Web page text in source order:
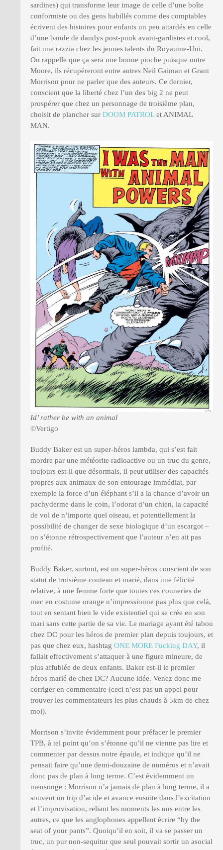
sardines) qui transforme leur image de celle d’une boîte
conformiste ou des gens habillés comme des comptables
écrivent des histoires pour enfants un peu attardés en celle
d’une bande de dandys post-punk avant-gardistes et cool,
fait une razzia chez les jeunes talents du Royaume-Uni.
On rappelle que ça sera une bonne pioche puisque outre
Moore, ils récupéreront entre autres Neil Gaiman et Grant
Morrison pour ne parler que des auteurs. Ce dernier,
conscient que la liberté chez l’un des big 2 ne peut
prospérer que chez un personnage de troisième plan,
choisit de plancher sur DOOM PATROLet ANIMAL
MAN.
Id’ rather be with an animal
©Vertigo
Buddy Baker est un super-héros lambda, qui s’est fait
mordre par une météorite radioactive ou un truc du genre,
toujours est-il que désormais, il peut utiliser des capacités
propres aux animaux de son entourage immédiat, par
exemple la force d’un éléphant s’il a la chance d’avoir un
pachyderme dans le coin, l’odorat d’un chien, la capacité
de vol de n’importe quel oiseau, et potentiellement la
possibilité de changer de sexe biologique d’un escargot –
on s’étonne rétrospectivement que l’auteur n’en ait pas
profité.
Buddy Baker, surtout, est un super-héros conscient de son
statut de troisième couteau et marié, dans une félicité
relative, à une femme forte que toutes ces conneries de
mec en costume orange n’impressionne pas plus que celà,
tout en sentant bien le vide existentiel qui se crée en son
mari sans cette partie de sa vie. Le mariage ayant été tabou
chez DC pour les héros de premier plan depuis toujours, et
pas que chez eux, hashtag ONE MORE Fucking DAY, il
fallait effectivement s’attaquer à une figure mineure, de
plus affublée de deux enfants. Baker est-il le premier
héros marié de chez DC? Aucune idée. Venez donc me
corriger en commentaire (ceci n’est pas un appel pour
trouver les commentateurs les plus chauds à 5km de chez
moi).
Morrison s’invite évidemment pour préfacer le premier
TPB, à tel point qu’on s’étonne qu’il ne vienne pas lire et
commenter par dessus notre épaule, et indique qu’il ne
pensait faire qu’une demi-douzaine de numéros et n’avait
donc pas de plan à long terme. C’est évidemment un
mensonge : Morrison n’a jamais de plan à long terme, il a
souvent un trip d’acide et avance ensuite dans l’excitation
et l’improvisation, reliant les moments les uns entre les
autres, ce que les anglophones appellent écrire “by the
seat of your pants”. Quoiqu’il en soit, il va se passer un
truc, un pur non-sequitur que seul pouvait sortir un asocial